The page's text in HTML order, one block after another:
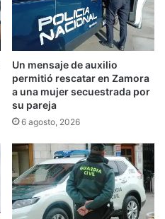
Un mensaje de auxilio
permitió rescatar en Zamora
a una mujer secuestrada por
su pareja
6 agosto, 2026